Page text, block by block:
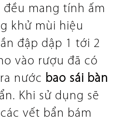
đều mang tính ấm
khử mùi hiệu
đập dập 1 tới 2
vào rượu đã có
nước bao sái bàn
Khi sử dụng sẽ
vết bẩn bám